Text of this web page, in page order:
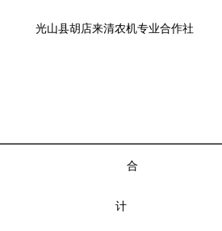
光山县胡店来清农机专业合作社
合
计